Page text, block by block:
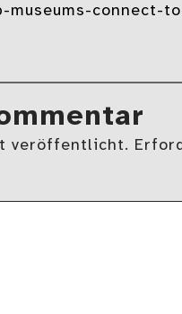
museums-connect-
veröffentlicht.